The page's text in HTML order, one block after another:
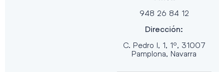
948 26 84 12
Dirección:
C. Pedro I, 1, 1º, 31007
Pamplona, Navarra